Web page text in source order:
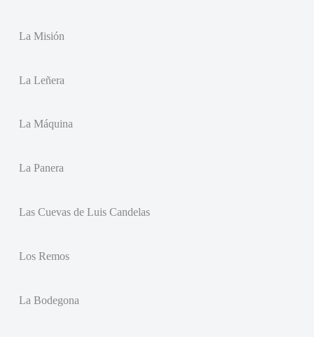
La Misión
La Leñera
La Máquina
La Panera
Las Cuevas de Luis Candelas
Los Remos
La Bodegona